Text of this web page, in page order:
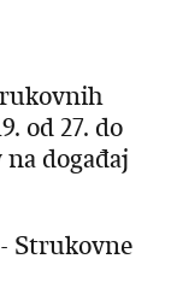
od 27. do
na događaj
Strukovne